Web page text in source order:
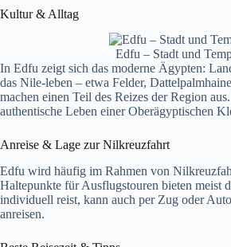
Kultur & Alltag
Edfu – Stadt und
In Edfu zeigt sich das moderne Ägypten:
das Nile‑leben – etwa Felder,
machen einen Teil des Reizes der Region
authentische Leben einer Oberägyptischen
Anreise & Lage zur Nilkreuzfahrt
Edfu wird häufig im Rahmen von
Haltepunkte für Ausflugstouren bieten meist
individuell reist, kann auch per Zug oder
anreisen.